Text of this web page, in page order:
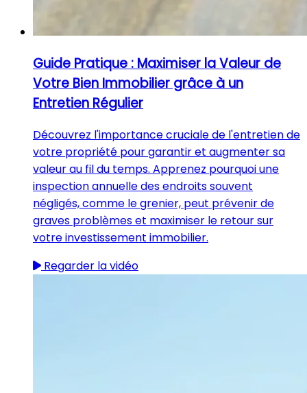
Guide Pratique : Maximiser la Valeur de
Votre Bien Immobilier grâce à un
Entretien Régulier
Découvrez l'importance cruciale de l'entretien de
votre propriété pour garantir et augmenter sa
valeur au fil du temps. Apprenez pourquoi une
inspection annuelle des endroits souvent
négligés, comme le grenier, peut prévenir de
graves problèmes et maximiser le retour sur
votre investissement immobilier.
Regarder la vidéo